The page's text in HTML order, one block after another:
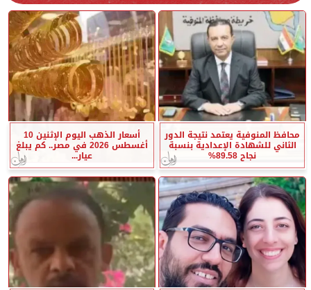
محافظ المنوفية يعتمد نتيجة الدور
الثاني للشهادة الإعدادية بنسبة
نجاح 89.58%
أسعار الذهب اليوم الإثنين 10
أغسطس 2026 في مصر.. كم يبلغ
عيار...